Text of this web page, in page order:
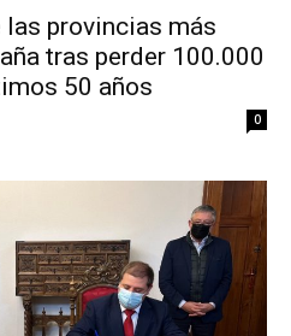
las provincias más
tras perder 100.000
50 años
0